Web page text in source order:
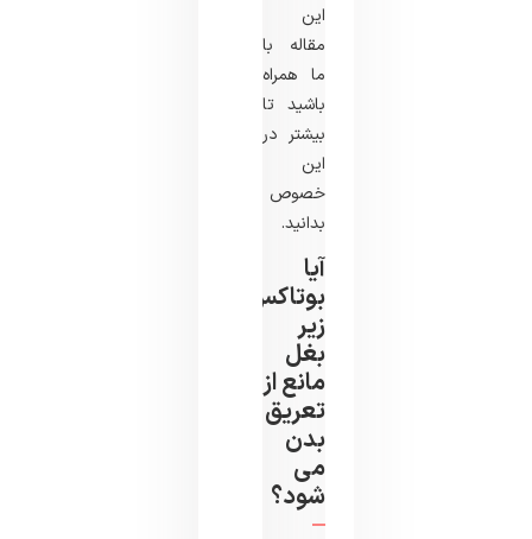
این
مقاله با
ما همراه
باشید تا
بیشتر در
این
خصوص
بدانید.
آیا
بوتاکس
زیر
بغل
مانع از
تعریق
بدن
می
شود؟